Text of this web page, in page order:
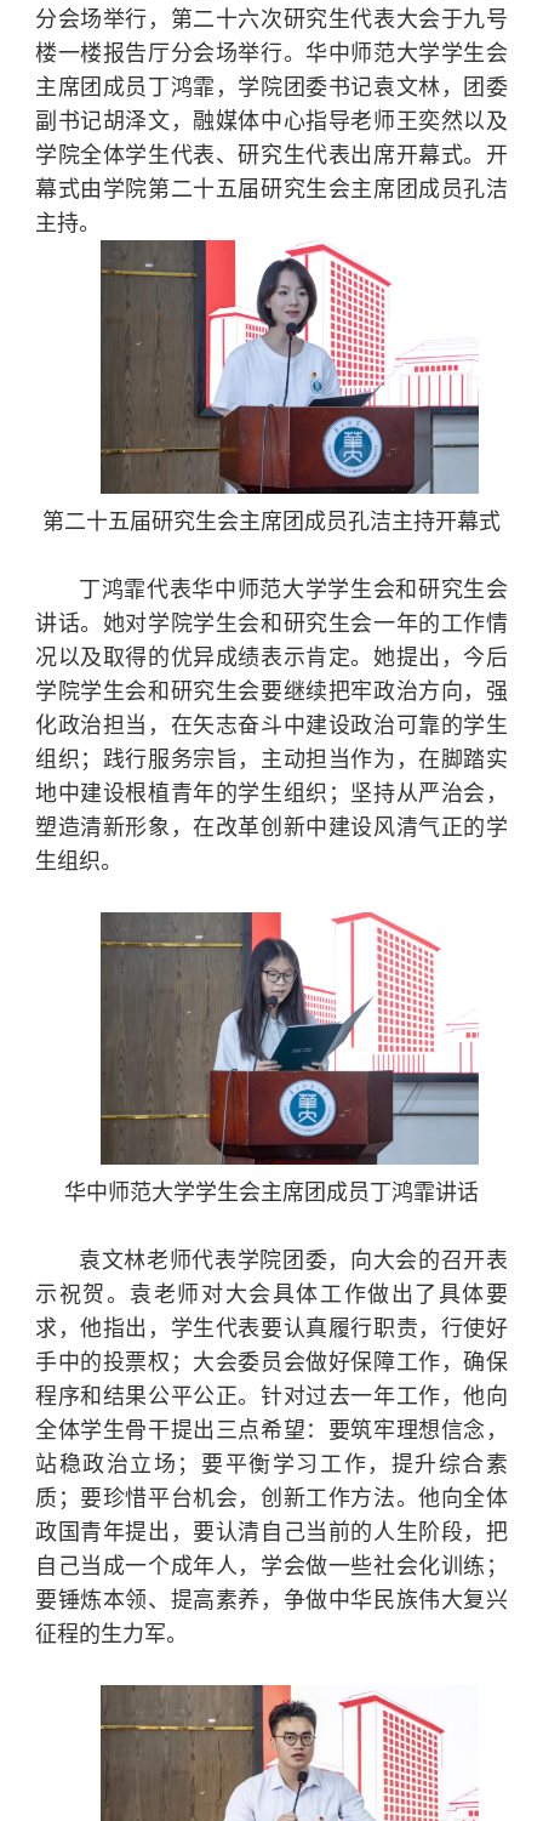
分会场举行，第二十六次研究生代表大会于九号
楼一楼报告厅分会场举行。华中师范大学学生会
主席团成员丁鸿霏，学院团委书记袁文林，团委
副书记胡泽文，融媒体中心指导老师王奕然以及
学院全体学生代表、研究生代表出席开幕式。开
幕式由学院第二十五届研究生会主席团成员孔洁
主持。
第二十五届研究生会主席团成员孔洁主持开幕式
丁鸿霏代表华中师范大学学生会和研究生会
讲话。她对学院学生会和研究生会一年的工作情
况以及取得的优异成绩表示肯定。她提出，今后
学院学生会和研究生会要继续把牢政治方向，强
化政治担当，在矢志奋斗中建设政治可靠的学生
组织；践行服务宗旨，主动担当作为，在脚踏实
地中建设根植青年的学生组织；坚持从严治会，
塑造清新形象，在改革创新中建设风清气正的学
生组织。
华中师范大学学生会主席团成员丁鸿霏讲话
袁文林老师代表学院团委，向大会的召开表
示祝贺。袁老师对大会具体工作做出了具体要
求，他指出，学生代表要认真履行职责，行使好
手中的投票权；大会委员会做好保障工作，确保
程序和结果公平公正。针对过去一年工作，他向
全体学生骨干提出三点希望：要筑牢理想信念，
站稳政治立场；要平衡学习工作，提升综合素
质；要珍惜平台机会，创新工作方法。他向全体
政国青年提出，要认清自己当前的人生阶段，把
自己当成一个成年人，学会做一些社会化训练；
要锤炼本领、提高素养，争做中华民族伟大复兴
征程的生力军。